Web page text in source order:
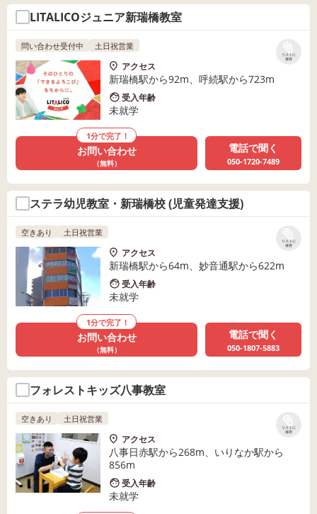
LITALICOジュニア新瑞橋教室
リストに
保存
問い合わせ受付中 土日祝営業
アクセス
新瑞橋駅から92m、呼続駅から723m
受入年齢
未就学
1分で完了！
お問い合わせ
（無料）
電話で聞く
050-1720-7489
ステラ幼児教室・新瑞橋校 (児童発達支援)
リストに
保存
空きあり 土日祝営業
アクセス
新瑞橋駅から64m、妙音通駅から622m
受入年齢
未就学
1分で完了！
お問い合わせ
（無料）
電話で聞く
050-1807-5883
フォレストキッズ八事教室
リストに
保存
空きあり 土日祝営業
アクセス
八事日赤駅から268m、いりなか駅から
856m
受入年齢
未就学